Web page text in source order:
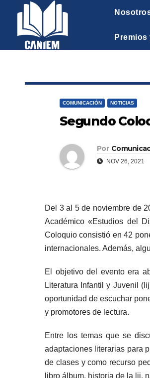
COMUNICACIÓN NOTICIAS
Segundo
Por
NOV 26, 2021
Del 3 al 5 de noviembre de
Académico «Estudios del
Coloquio consistió en 42
internacionales. Además,
El objetivo del evento era
Literatura Infantil y Juvenil
oportunidad de escuchar
y promotores de lectura.
Entre los temas que se
adaptaciones literarias para
de clases y como recurso
libro álbum, historia de la lij,